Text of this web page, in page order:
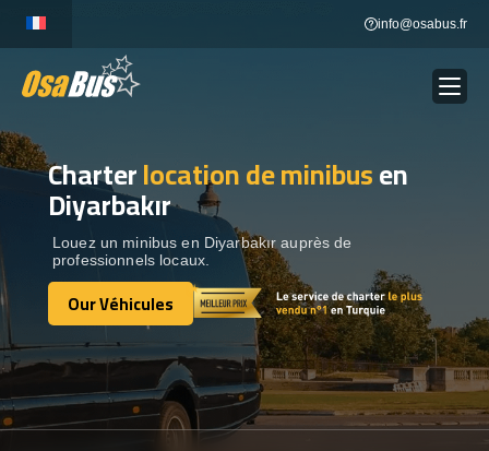
content
info@osabus.fr
LOCATION DE BUS Show dropdown
DESTINATIONS
OUR VÉHICULES
CONTACTEZ-NOUS
CONTACTEZ-NOUS
Charterlocation de minibusen
Diyarbakır
Louez un minibus en Diyarbakır auprès de
professionnels locaux.
Our Véhicules
Our Véhicules